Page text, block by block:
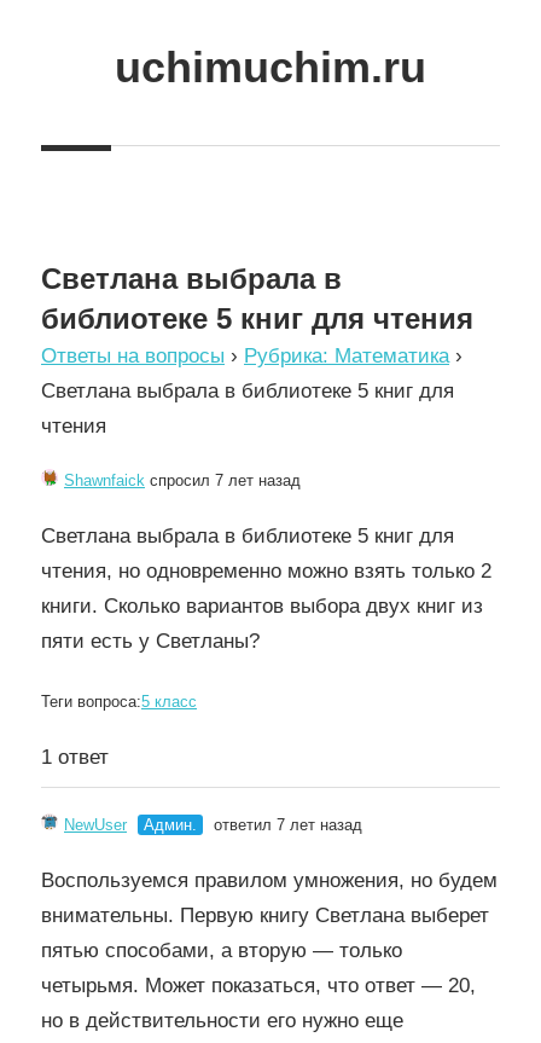
uchimuchim.ru
для
Светлана выбрала в
библиотеке 5 книг для чтения
Ответы на вопросы › Рубрика: Математика›
Светлана выбрала в библиотеке 5 книг для
чтения
Shawnfaick спросил 7 лет назад
Светлана выбрала в библиотеке 5 книг для
чтения, но одновременно можно взять только 2
книги. Сколько вариантов выбора двух книг из
пяти есть у Светланы?
Теги вопроса:5 класс
1 ответ
NewUser Админ. ответил 7 лет назад
Воспользуемся правилом умножения, но будем
внимательны. Первую книгу Светлана выберет
пятью способами, а вторую — только
четырьмя. Может показаться, что ответ — 20,
но в действительности его нужно еще